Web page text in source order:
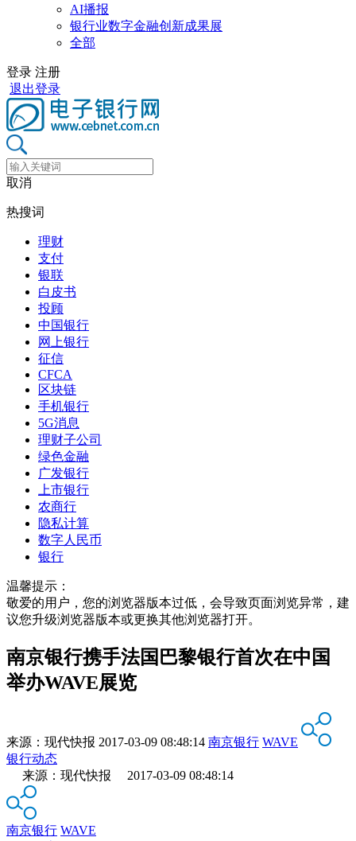
AI播报
银行业数字金融创新成果展
全部
登录 注册
退出登录
取消
热搜词
理财
支付
银联
白皮书
投顾
中国银行
网上银行
征信
CFCA
区块链
手机银行
5G消息
理财子公司
绿色金融
广发银行
上市银行
农商行
隐私计算
数字人民币
银行
温馨提示：
敬爱的用户，您的浏览器版本过低，会导致页面浏览异常，建
议您升级浏览器版本或更换其他浏览器打开。
南京银行携手法国巴黎银行首次在中国
举办WAVE展览
来源： 现代快报 2017-03-09 08:48:14 南京银行 WAVE
银行动态
来源：现代快报 2017-03-09 08:48:14
南京银行 WAVE